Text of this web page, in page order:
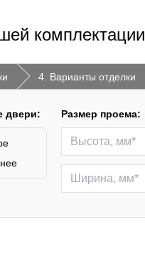
комплектации
4. Варианты отделки
двери: Размер проема: